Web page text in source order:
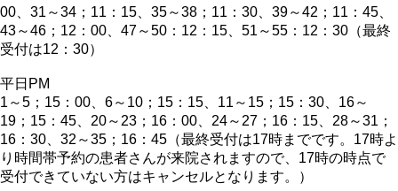
00、31～34；11：15、35～38；11：30、39～42；11：45、
43～46；12：00、47～50：12：15、51～55：12：30（最終
受付は12：30）
平日PM
1～5；15：00、6～10；15：15、11～15；15：30、16～
19；15：45、20～23；16：00、24～27；16：15、28～31；
16：30、32～35；16：45（最終受付は17時までです。17時よ
り時間帯予約の患者さんが来院されますので、17時の時点で
受付できていない方はキャンセルとなります。）